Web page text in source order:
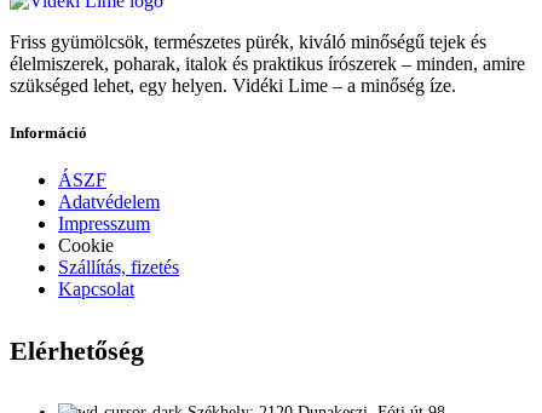
Friss gyümölcsök, természetes pürék, kiváló minőségű tejek és
élelmiszerek, poharak, italok és praktikus írószerek – minden, amire
szükséged lehet, egy helyen. Vidéki Lime – a minőség íze.
Információ
ÁSZF
Adatvédelem
Impresszum
Cookie
Szállítás, fizetés
Kapcsolat
Elérhetőség